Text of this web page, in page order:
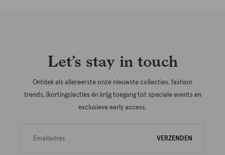
Let’s stay in touch
Ontdek als allereerste onze nieuwste collecties, fashion
trends, (kortings)acties én krijg toegang tot speciale events en
exclusieve early access.
VERZENDEN